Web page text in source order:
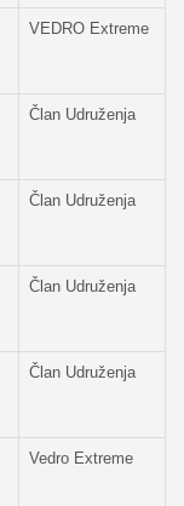
VEDRO Extreme
Član Udruženja
Član Udruženja
Član Udruženja
Član Udruženja
Vedro Extreme